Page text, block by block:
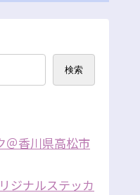
検索
＠香川県高松市
ジナルステッカ